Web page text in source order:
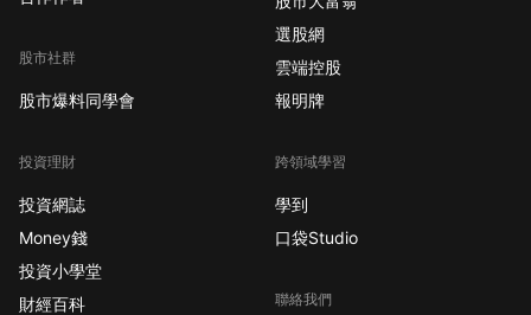
股市社群
股市爆料同學會
投資理財
投資網誌
Money錢
投資小學堂
財經百科
選股網
雲端控股
報明牌
跨領域學習
學到
口袋Studio
聯絡我們